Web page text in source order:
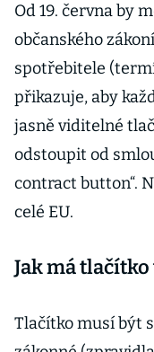
Od 19. června by
občanského
spotřebitele
přikazuje, aby
jasně viditelné
odstoupit od
contract button“.
celé EU.
Jak má
Tlačítko musí být